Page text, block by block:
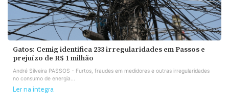
Gatos: Cemig identifica 233 irregularidades em Passos e
prejuízo de R$ 1 milhão
André Silveira PASSOS - Furtos, fraudes em medidores e outras irregularidades
no consumo de energia...
Ler na íntegra